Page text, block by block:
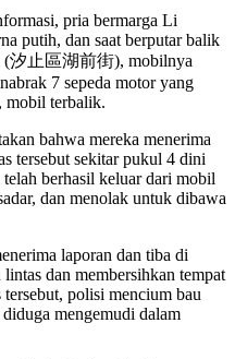
pria bermarga Li
putih, dan saat berputar balik
(汐止區湖前街), mobilnya
7 sepeda motor yang
mobil terbalik.
bahwa mereka menerima
tersebut sekitar pukul 4 dini
berhasil keluar dari mobil
dan menolak untuk dibawa
laporan dan tiba di
dan membersihkan tempat
polisi mencium bau
mengemudi dalam